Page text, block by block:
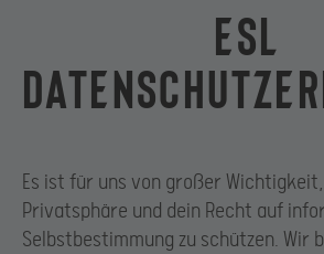
ESL
Es ist für uns von großer
Privatsphäre und dein Recht auf
Selbstbestimmung zu schützen. Wir